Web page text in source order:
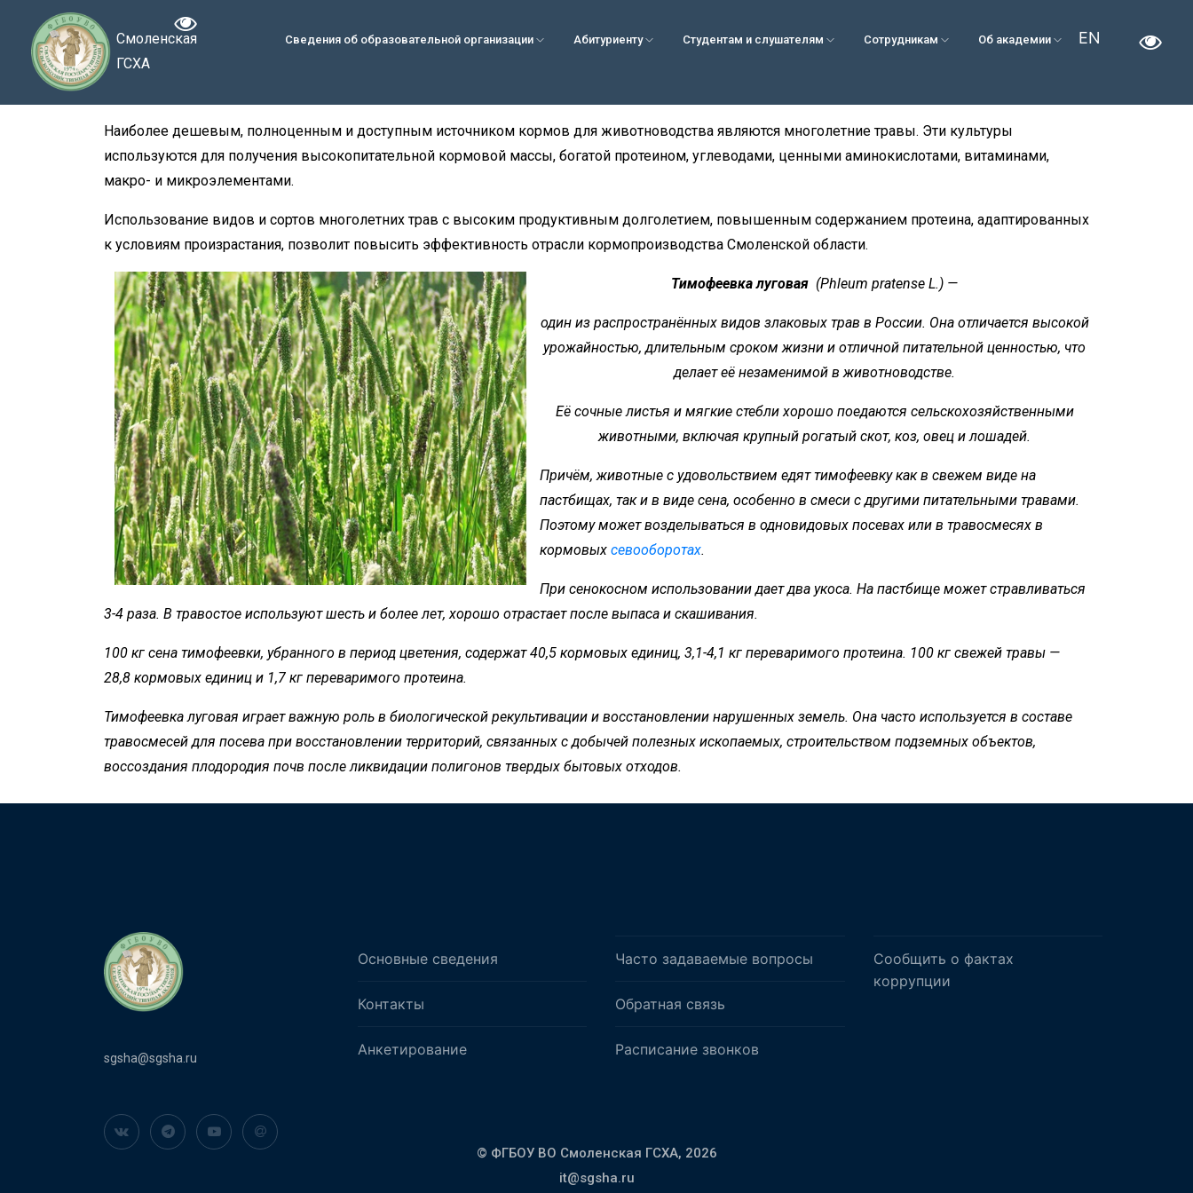
Смоленская
ГСХА
Сведения об образовательной организации Абитуриенту Студентам и слушателям Сотрудникам Об академии EN
Наиболее дешевым, полноценным и доступным источником кормов для животноводства являются многолетние травы. Эти культуры
используются для получения высокопитательной кормовой массы, богатой протеином, углеводами, ценными аминокислотами, витаминами,
макро- и микроэлементами.
Использование видов и сортов многолетних трав с высоким продуктивным долголетием, повышенным содержанием протеина, адаптированных
к условиям произрастания, позволит повысить эффективность отрасли кормопроизводства Смоленской области.
Тимофеевка луговая (Phleum pratense L.) —
один из распространённых видов злаковых трав в России. Она отличается высокой
урожайностью, длительным сроком жизни и отличной питательной ценностью, что
делает её незаменимой в животноводстве.
Её сочные листья и мягкие стебли хорошо поедаются сельскохозяйственными
животными, включая крупный рогатый скот, коз, овец и лошадей.
Причём, животные с удовольствием едят тимофеевку как в свежем виде на
пастбищах, так и в виде сена, особенно в смеси с другими питательными травами.
Поэтому может возделываться в одновидовых посевах или в травосмесях в
кормовых севооборотах.
При сенокосном использовании дает два укоса. На пастбище может стравливаться
3-4 раза. В травостое используют шесть и более лет, хорошо отрастает после выпаса и скашивания.
100 кг сена тимофеевки, убранного в период цветения, содержат 40,5 кормовых единиц, 3,1-4,1 кг переваримого протеина. 100 кг свежей травы —
28,8 кормовых единиц и 1,7 кг переваримого протеина.
Тимофеевка луговая играет важную роль в биологической рекультивации и восстановлении нарушенных земель. Она часто используется в составе
травосмесей для посева при восстановлении территорий, связанных с добычей полезных ископаемых, строительством подземных объектов,
воссоздания плодородия почв после ликвидации полигонов твердых бытовых отходов.
sgsha@sgsha.ru
Основные сведения
Контакты
Анкетирование
Часто задаваемые вопросы
Обратная связь
Расписание звонков
Сообщить о фактах
коррупции
© ФГБОУ ВО Смоленская ГСХА, 2026
it@sgsha.ru